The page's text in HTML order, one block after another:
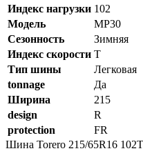
Индекс нагрузки 102
Модель
MP30
Сезонность
Зимняя
Индекс скорости T
Тип шины
Легковая
tonnage
Да
Ширина
215
design
R
protection
FR
Шина Torero 215/65R16